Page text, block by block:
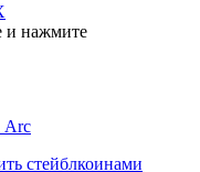
и нажмите
Arc
стейблкоинами